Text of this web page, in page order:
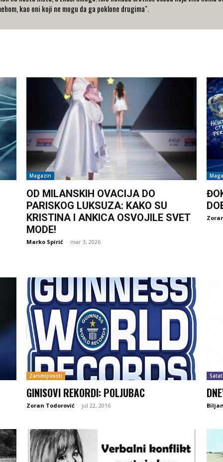
kao oni koji ne mogu da ga poklone drugima".
Magazin
OD MILANSKIH OVACIJA DO
PARISKOG LUKSUZA: KAKO SU
KRISTINA I ANKICA OSVOJILE SVET
MODE!
Marko Spirić - mar 3, 2026
Zanimljivosti
GINISOVI REKORDI: POLJUBAC
Zoran Todorović - jul 22, 2016